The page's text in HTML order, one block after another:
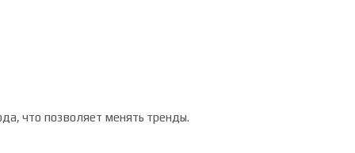
что позволяет менять тренды.